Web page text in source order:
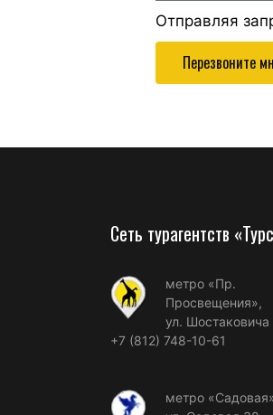
Отправляя
Перезвоните
Сеть турагентств
метро «Пр.
Просвещения»,
ул. Шостаковича
+7 (812) 748-10-61
метро